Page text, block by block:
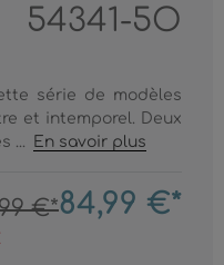
54341-5O
série de modèles
et intemporel. Deux
...
En savoir plus
€*84,99 €*